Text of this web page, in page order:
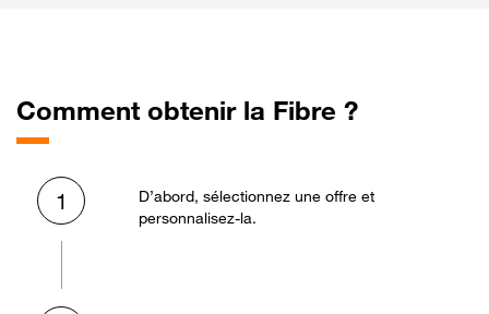
Comment obtenir la Fibre ?
1
D’abord, sélectionnez une offre et
personnalisez-la.